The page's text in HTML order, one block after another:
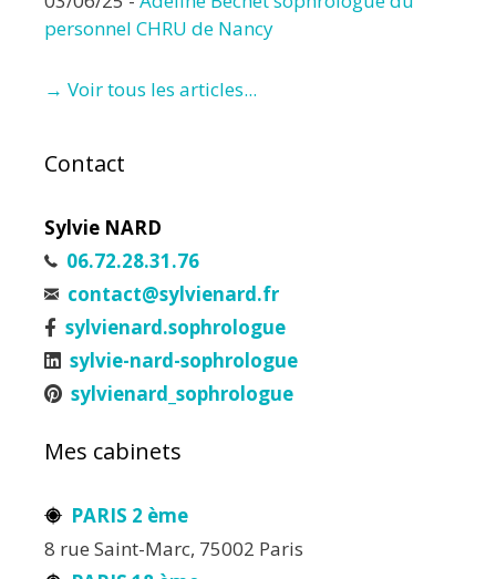
personnel CHRU de Nancy
→ Voir tous les articles...
Contact
Sylvie NARD
06.72.28.31.76
contact@sylvienard.fr
sylvienard.sophrologue
sylvie-nard-sophrologue
sylvienard_sophrologue
Mes cabinets
PARIS 2 ème
8 rue Saint-Marc, 75002 Paris